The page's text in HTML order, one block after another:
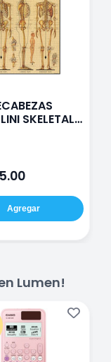
SKELETAL
Agregar
Lumen!